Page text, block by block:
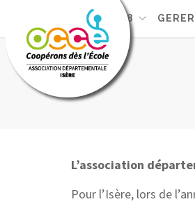
L'OCCE 38
L’association
Pour l’Isère, lors de